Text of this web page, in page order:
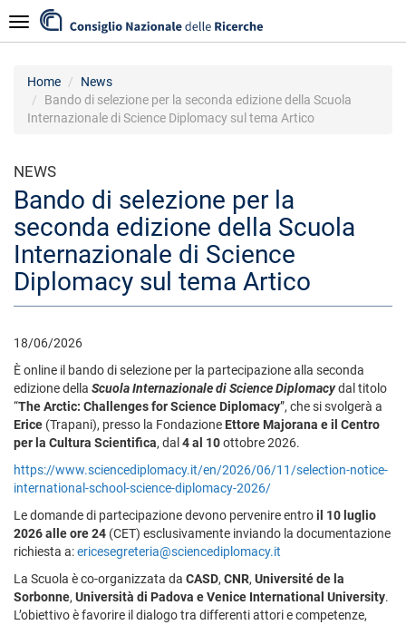
al
contenuto
Navigazione
Home
News
Bando di selezione per la seconda edizione della Scuola
Internazionale di Science Diplomacy sul tema Artico
NEWS
Bando di selezione per la
seconda edizione della Scuola
Internazionale di Science
Diplomacy sul tema Artico
18/06/2026
È online il bando di selezione per la partecipazione alla seconda
edizione della Scuola Internazionale di Science Diplomacydal titolo
“The Arctic: Challenges for Science Diplomacy”, che si svolgerà a
Erice (Trapani), presso la Fondazione Ettore Majorana e il Centro
per la Cultura Scientifica, dal 4 al 10ottobre 2026.
https://www.sciencediplomacy.it/en/2026/06/11/selection-notice-
international-school-science-diplomacy-2026/
Le domande di partecipazione devono pervenire entroil 10 luglio
2026 alle ore 24 (CET) esclusivamente inviando la documentazione
richiesta a:ericesegreteria@sciencediplomacy.it
La Scuola è co-organizzata da CASD, CNR, Université de la
Sorbonne, Università di Padova e Venice International University.
L’obiettivo è favorire il dialogo tra differenti attori e competenze,